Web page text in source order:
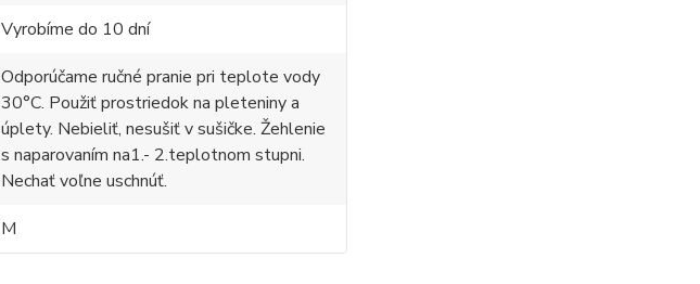
Vyrobíme do 10 dní
Odporúčame ručné pranie pri teplote vody
30°C. Použiť prostriedok na pleteniny a
úplety. Nebieliť, nesušiť v sušičke. Žehlenie
s naparovaním na1.- 2.teplotnom stupni.
Nechať voľne uschnúť.
M